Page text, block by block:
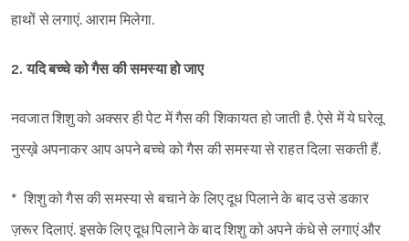
हाथों से लगाएं. आराम मिलेगा.
2. यदि बच्चे को गैस की समस्या हो जाए
नवजात शिशु को अक्सर ही पेट में गैस की शिकायत हो जाती है. ऐसे में ये घरेलू
नुस्ख़े अपनाकर आप अपने बच्चे को गैस की समस्या से राहत दिला सकती हैं.
* शिशु को गैस की समस्या से बचाने के लिए दूध पिलाने के बाद उसे डकार
ज़रूर दिलाएं. इसके लिए दूध पिलाने के बाद शिशु को अपने कंधे से लगाएं और